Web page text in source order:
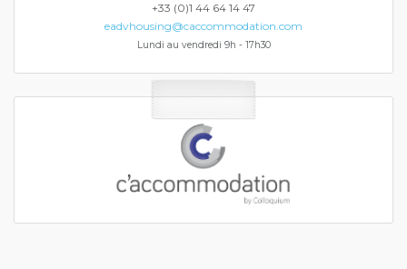
+33 (0)1 44 64 14 47
eadvhousing@caccommodation.com
Lundi au vendredi 9h - 17h30